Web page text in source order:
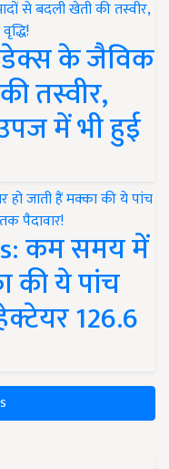
के जैविक
तस्वीर,
में भी हुई
कम समय में
की ये पांच
126.6